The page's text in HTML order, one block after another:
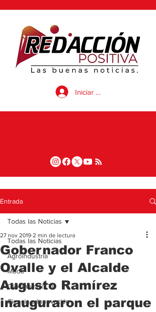
Iniciar sesión
Entrada
Todas las Noticias
Agroindustria
Moda
Clipcinemax_TV
Ciencia e Innovación
Todas las Noticias
Gobernador Franco
Ovalle y el Alcalde
Augusto Ramírez
inauguraron el parque
27 nov 2019 2 min de lectura